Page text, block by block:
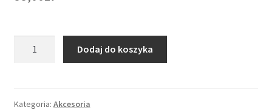
Zamówienie Dodaj do koszyka
Kategoria: Akcesoria